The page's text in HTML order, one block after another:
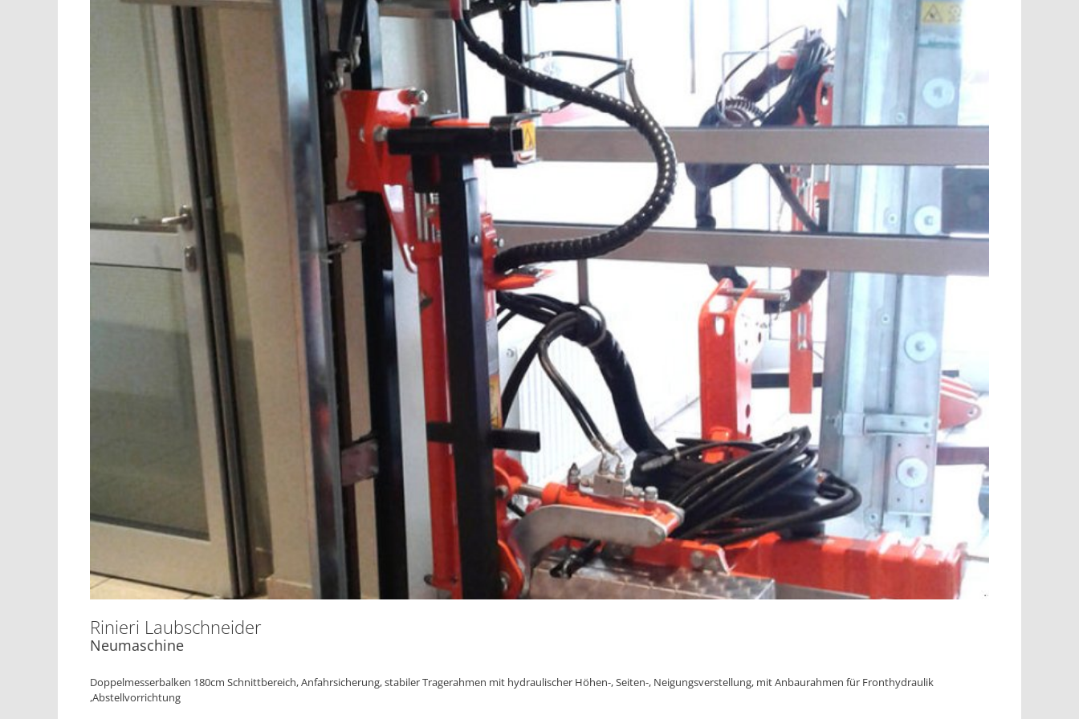
Rinieri Laubschneider
Neumaschine
Doppelmesserbalken 180cm Schnittbereich, Anfahrsicherung, stabiler Tragerahmen mit hydraulischer Höhen-, Seiten-, Neigungsverstellung, mit Anbaurahmen für Fronthydraulik
,Abstellvorrichtung